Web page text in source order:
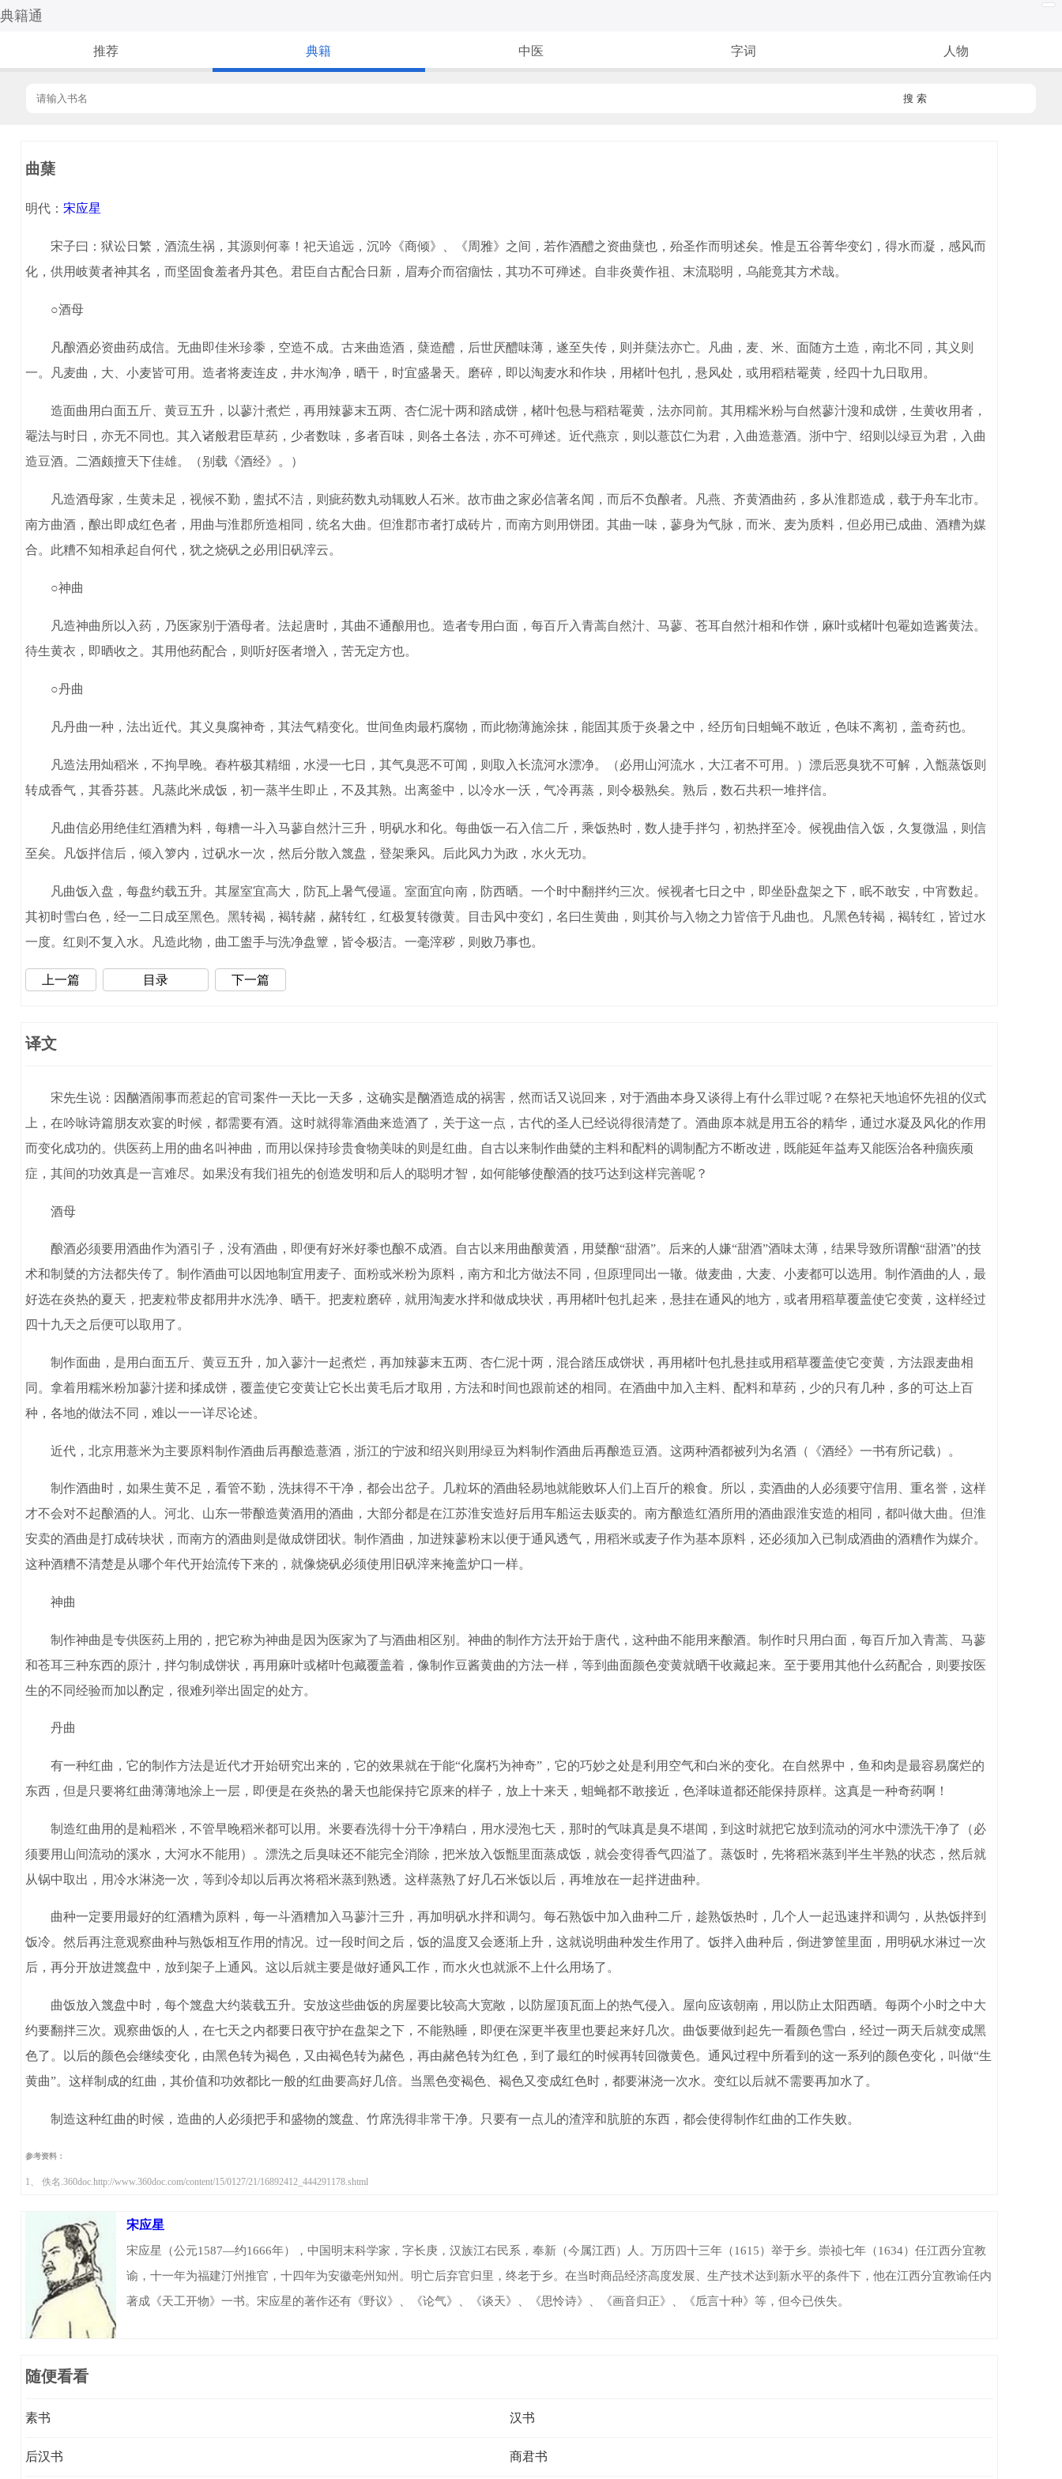
典籍通
推荐 典籍 中医 字词 人物
搜 索
曲蘖
明代： 宋应星
宋子曰：狱讼日繁，酒流生祸，其源则何辜！祀天追远，沉吟《商倾》、《周雅》之间，若作酒醴之资曲蘖也，殆圣作而明述矣。惟是五谷菁华变幻，得水而凝，感风而
化，供用岐黄者神其名，而坚固食羞者丹其色。君臣自古配合日新，眉寿介而宿痼怯，其功不可殚述。自非炎黄作祖、末流聪明，乌能竟其方术哉。
○酒母
凡酿酒必资曲药成信。无曲即佳米珍黍，空造不成。古来曲造酒，蘖造醴，后世厌醴味薄，遂至失传，则并蘖法亦亡。凡曲，麦、米、面随方土造，南北不同，其义则
一。凡麦曲，大、小麦皆可用。造者将麦连皮，井水淘净，晒干，时宜盛暑天。磨碎，即以淘麦水和作块，用楮叶包扎，悬风处，或用稻秸罨黄，经四十九日取用。
造面曲用白面五斤、黄豆五升，以蓼汁煮烂，再用辣蓼末五两、杏仁泥十两和踏成饼，楮叶包悬与稻秸罨黄，法亦同前。其用糯米粉与自然蓼汁溲和成饼，生黄收用者，
罨法与时日，亦无不同也。其入诸般君臣草药，少者数味，多者百味，则各土各法，亦不可殚述。近代燕京，则以薏苡仁为君，入曲造薏酒。浙中宁、绍则以绿豆为君，入曲
造豆酒。二酒颇擅天下佳雄。（别载《酒经》。）
凡造酒母家，生黄未足，视候不勤，盥拭不洁，则疵药数丸动辄败人石米。故市曲之家必信著名闻，而后不负酿者。凡燕、齐黄酒曲药，多从淮郡造成，载于舟车北市。
南方曲酒，酿出即成红色者，用曲与淮郡所造相同，统名大曲。但淮郡市者打成砖片，而南方则用饼团。其曲一味，蓼身为气脉，而米、麦为质料，但必用已成曲、酒糟为媒
合。此糟不知相承起自何代，犹之烧矾之必用旧矾滓云。
○神曲
凡造神曲所以入药，乃医家别于酒母者。法起唐时，其曲不通酿用也。造者专用白面，每百斤入青蒿自然汁、马蓼、苍耳自然汁相和作饼，麻叶或楮叶包罨如造酱黄法。
待生黄衣，即晒收之。其用他药配合，则听好医者增入，苦无定方也。
○丹曲
凡丹曲一种，法出近代。其义臭腐神奇，其法气精变化。世间鱼肉最朽腐物，而此物薄施涂抹，能固其质于炎暑之中，经历旬日蛆蝇不敢近，色味不离初，盖奇药也。
凡造法用灿稻米，不拘早晚。舂杵极其精细，水浸一七日，其气臭恶不可闻，则取入长流河水漂净。（必用山河流水，大江者不可用。）漂后恶臭犹不可解，入甑蒸饭则
转成香气，其香芬甚。凡蒸此米成饭，初一蒸半生即止，不及其熟。出离釜中，以冷水一沃，气冷再蒸，则令极熟矣。熟后，数石共积一堆拌信。
凡曲信必用绝佳红酒糟为料，每糟一斗入马蓼自然汁三升，明矾水和化。每曲饭一石入信二斤，乘饭热时，数人捷手拌匀，初热拌至冷。候视曲信入饭，久复微温，则信
至矣。凡饭拌信后，倾入箩内，过矾水一次，然后分散入篾盘，登架乘风。后此风力为政，水火无功。
凡曲饭入盘，每盘约载五升。其屋室宜高大，防瓦上暑气侵逼。室面宜向南，防西晒。一个时中翻拌约三次。候视者七日之中，即坐卧盘架之下，眠不敢安，中宵数起。
其初时雪白色，经一二日成至黑色。黑转褐，褐转赭，赭转红，红极复转微黄。目击风中变幻，名曰生黄曲，则其价与入物之力皆倍于凡曲也。凡黑色转褐，褐转红，皆过水
一度。红则不复入水。凡造此物，曲工盥手与洗净盘簟，皆令极洁。一毫滓秽，则败乃事也。
上一篇 目录 下一篇
译文
宋先生说：因酗酒闹事而惹起的官司案件一天比一天多，这确实是酗酒造成的祸害，然而话又说回来，对于酒曲本身又谈得上有什么罪过呢？在祭祀天地追怀先祖的仪式
上，在吟咏诗篇朋友欢宴的时候，都需要有酒。这时就得靠酒曲来造酒了，关于这一点，古代的圣人已经说得很清楚了。酒曲原本就是用五谷的精华，通过水凝及风化的作用
而变化成功的。供医药上用的曲名叫神曲，而用以保持珍贵食物美味的则是红曲。自古以来制作曲糵的主料和配料的调制配方不断改进，既能延年益寿又能医治各种痼疾顽
症，其间的功效真是一言难尽。如果没有我们祖先的创造发明和后人的聪明才智，如何能够使酿酒的技巧达到这样完善呢？
酒母
酿酒必须要用酒曲作为酒引子，没有酒曲，即便有好米好黍也酿不成酒。自古以来用曲酿黄酒，用糵酿“甜酒”。后来的人嫌“甜酒”酒味太薄，结果导致所谓酿“甜酒”的技
术和制糵的方法都失传了。制作酒曲可以因地制宜用麦子、面粉或米粉为原料，南方和北方做法不同，但原理同出一辙。做麦曲，大麦、小麦都可以选用。制作酒曲的人，最
好选在炎热的夏天，把麦粒带皮都用井水洗净、晒干。把麦粒磨碎，就用淘麦水拌和做成块状，再用楮叶包扎起来，悬挂在通风的地方，或者用稻草覆盖使它变黄，这样经过
四十九天之后便可以取用了。
制作面曲，是用白面五斤、黄豆五升，加入蓼汁一起煮烂，再加辣蓼末五两、杏仁泥十两，混合踏压成饼状，再用楮叶包扎悬挂或用稻草覆盖使它变黄，方法跟麦曲相
同。拿着用糯米粉加蓼汁搓和揉成饼，覆盖使它变黄让它长出黄毛后才取用，方法和时间也跟前述的相同。在酒曲中加入主料、配料和草药，少的只有几种，多的可达上百
种，各地的做法不同，难以一一详尽论述。
近代，北京用薏米为主要原料制作酒曲后再酿造薏酒，浙江的宁波和绍兴则用绿豆为料制作酒曲后再酿造豆酒。这两种酒都被列为名酒（《酒经》一书有所记载）。
制作酒曲时，如果生黄不足，看管不勤，洗抹得不干净，都会出岔子。几粒坏的酒曲轻易地就能败坏人们上百斤的粮食。所以，卖酒曲的人必须要守信用、重名誉，这样
才不会对不起酿酒的人。河北、山东一带酿造黄酒用的酒曲，大部分都是在江苏淮安造好后用车船运去贩卖的。南方酿造红酒所用的酒曲跟淮安造的相同，都叫做大曲。但淮
安卖的酒曲是打成砖块状，而南方的酒曲则是做成饼团状。制作酒曲，加进辣蓼粉末以便于通风透气，用稻米或麦子作为基本原料，还必须加入已制成酒曲的酒糟作为媒介。
这种酒糟不清楚是从哪个年代开始流传下来的，就像烧矾必须使用旧矾滓来掩盖炉口一样。
神曲
制作神曲是专供医药上用的，把它称为神曲是因为医家为了与酒曲相区别。神曲的制作方法开始于唐代，这种曲不能用来酿酒。制作时只用白面，每百斤加入青蒿、马蓼
和苍耳三种东西的原汁，拌匀制成饼状，再用麻叶或楮叶包藏覆盖着，像制作豆酱黄曲的方法一样，等到曲面颜色变黄就晒干收藏起来。至于要用其他什么药配合，则要按医
生的不同经验而加以酌定，很难列举出固定的处方。
丹曲
有一种红曲，它的制作方法是近代才开始研究出来的，它的效果就在于能“化腐朽为神奇”，它的巧妙之处是利用空气和白米的变化。在自然界中，鱼和肉是最容易腐烂的
东西，但是只要将红曲薄薄地涂上一层，即便是在炎热的暑天也能保持它原来的样子，放上十来天，蛆蝇都不敢接近，色泽味道都还能保持原样。这真是一种奇药啊！
制造红曲用的是籼稻米，不管早晚稻米都可以用。米要舂洗得十分干净精白，用水浸泡七天，那时的气味真是臭不堪闻，到这时就把它放到流动的河水中漂洗干净了（必
须要用山间流动的溪水，大河水不能用）。漂洗之后臭味还不能完全消除，把米放入饭甑里面蒸成饭，就会变得香气四溢了。蒸饭时，先将稻米蒸到半生半熟的状态，然后就
从锅中取出，用冷水淋浇一次，等到冷却以后再次将稻米蒸到熟透。这样蒸熟了好几石米饭以后，再堆放在一起拌进曲种。
曲种一定要用最好的红酒糟为原料，每一斗酒糟加入马蓼汁三升，再加明矾水拌和调匀。每石熟饭中加入曲种二斤，趁熟饭热时，几个人一起迅速拌和调匀，从热饭拌到
饭冷。然后再注意观察曲种与熟饭相互作用的情况。过一段时间之后，饭的温度又会逐渐上升，这就说明曲种发生作用了。饭拌入曲种后，倒进箩筐里面，用明矾水淋过一次
后，再分开放进篾盘中，放到架子上通风。这以后就主要是做好通风工作，而水火也就派不上什么用场了。
曲饭放入篾盘中时，每个篾盘大约装载五升。安放这些曲饭的房屋要比较高大宽敞，以防屋顶瓦面上的热气侵入。屋向应该朝南，用以防止太阳西晒。每两个小时之中大
约要翻拌三次。观察曲饭的人，在七天之内都要日夜守护在盘架之下，不能熟睡，即便在深更半夜里也要起来好几次。曲饭要做到起先一看颜色雪白，经过一两天后就变成黑
色了。以后的颜色会继续变化，由黑色转为褐色，又由褐色转为赭色，再由赭色转为红色，到了最红的时候再转回微黄色。通风过程中所看到的这一系列的颜色变化，叫做“生
黄曲”。这样制成的红曲，其价值和功效都比一般的红曲要高好几倍。当黑色变褐色、褐色又变成红色时，都要淋浇一次水。变红以后就不需要再加水了。
制造这种红曲的时候，造曲的人必须把手和盛物的篾盘、竹席洗得非常干净。只要有一点儿的渣滓和肮脏的东西，都会使得制作红曲的工作失败。
参考资料：
1、 佚名.360doc.http://www.360doc.com/content/15/0127/21/16892412_444291178.shtml
宋应星
宋应星（公元1587—约1666年），中国明末科学家，字长庚，汉族江右民系，奉新（今属江西）人。万历四十三年（1615）举于乡。崇祯七年（1634）任江西分宜教
谕，十一年为福建汀州推官，十四年为安徽亳州知州。明亡后弃官归里，终老于乡。在当时商品经济高度发展、生产技术达到新水平的条件下，他在江西分宜教谕任内
著成《天工开物》一书。宋应星的著作还有《野议》、《论气》、《谈天》、《思怜诗》、《画音归正》、《卮言十种》等，但今已佚失。
随便看看
素书 汉书
后汉书 商君书